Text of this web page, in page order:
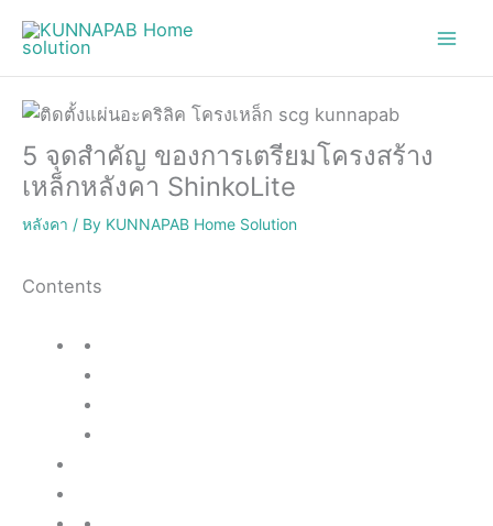
content
5 จุดสำคัญ ของการเตรียมโครงสร้าง
เหล็กหลังคา ShinkoLite
หลังคา / By KUNNAPAB Home Solution
Contents